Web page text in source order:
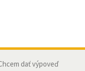
dať výpoveď